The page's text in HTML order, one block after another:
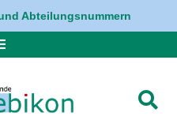
Abteilungsnummern